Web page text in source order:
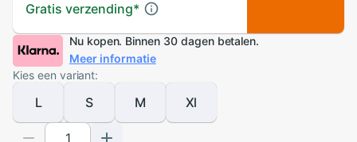
Gratis verzending*
Nu kopen. Binnen 30 dagen betalen.
Meer informatie
Kies een variant:
L S M Xl